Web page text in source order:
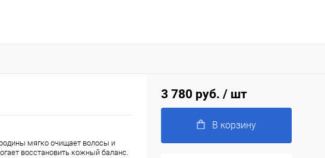
мягко очищает волосы и
восстановить кожный баланс.
3 780 руб. / шт
В корзину